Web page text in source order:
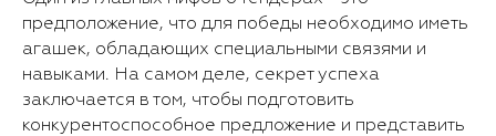
предположение, что для победы необходимо иметь
агашек, обладающих специальными связями и
навыками. На самом деле, секрет успеха
заключается в том, чтобы подготовить
конкурентоспособное предложение и представить